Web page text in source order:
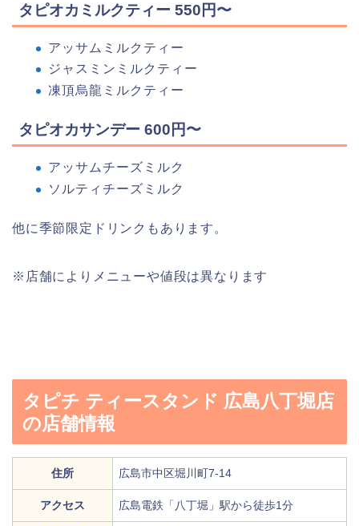
タピオカミルクティー 550円〜
アッサムミルクティー
ジャスミンミルクティー
凍頂烏龍ミルクティー
タピオカサンデー 600円〜
アッサムチーズミルク
ソルティチーズミルク
他に季節限定ドリンクもあります。
※店舗によりメニューや値段は異なります
タピチ ティースタンド 広島八丁堀店
の店舗情報
住所 広島市中区堀川町7-14
アクセス 広島電鉄「八丁堀」駅から徒歩1分